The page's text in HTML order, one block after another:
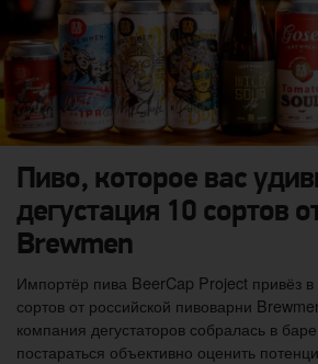
Пиво, которое вас
дегустация 10 сортов
Brewmen
Импортёр пива BeerCap Project привёз в
сортов от российской пивоварни
компания дегустаторов собралась в
постараться объективно оценить